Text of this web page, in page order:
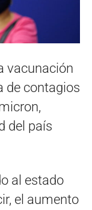
vacunación
de contagios
del país
al estado
el aumento